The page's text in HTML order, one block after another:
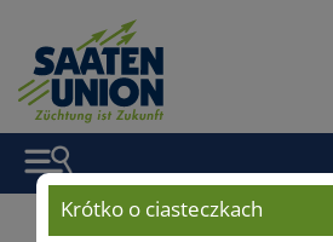
Krótko o ciasteczkach